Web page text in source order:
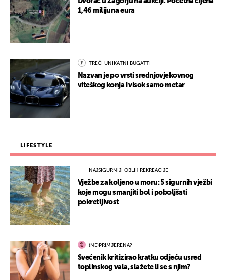
1,46 milijuna eura
TREĆI UNIKATNI BUGATTI
Nazvan je po vrsti srednjovjekovnog
viteškog konja i visok samo metar
LIFESTYLE
NAJSIGURNIJI OBLIK REKREACIJE
Vježbe za koljeno u moru: 5 sigurnih vježbi
koje mogu smanjiti bol i poboljšati
pokretljivost
(NE)PRIMJERENA?
Svećenik kritizirao kratku odjeću usred
toplinskog vala, slažete li se s njim?